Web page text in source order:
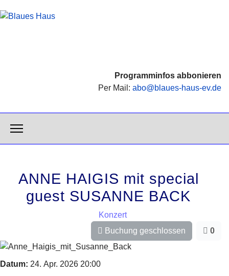
Programminfos abbonieren
Per Mail: abo@blaues-haus-ev.de
ANNE HAIGIS mit special
guest SUSANNE BACK
Konzert
Buchung geschlossen
0
Datum: 24. Apr. 2026 20:00